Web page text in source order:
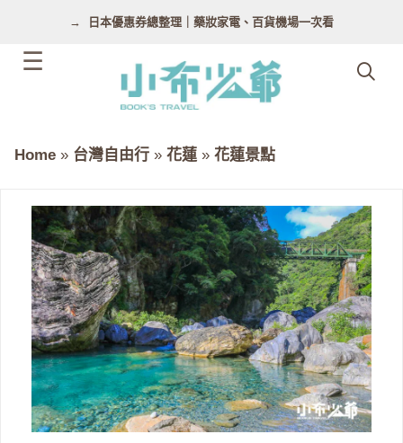
日本優惠券總整理｜藥妝家電、百貨機場一次看
Home » 台灣自由行 » 花蓮 » 花蓮景點